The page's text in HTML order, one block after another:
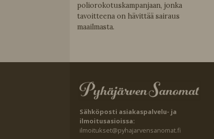
poliorokotuskampanjaan, jonka
tavoitteena on hävittää sairaus
maailmasta.
Sähköposti asiakaspalvelu- ja
ilmoitusasioissa:
ilmoitukset@pyhajarvensanomat.fi